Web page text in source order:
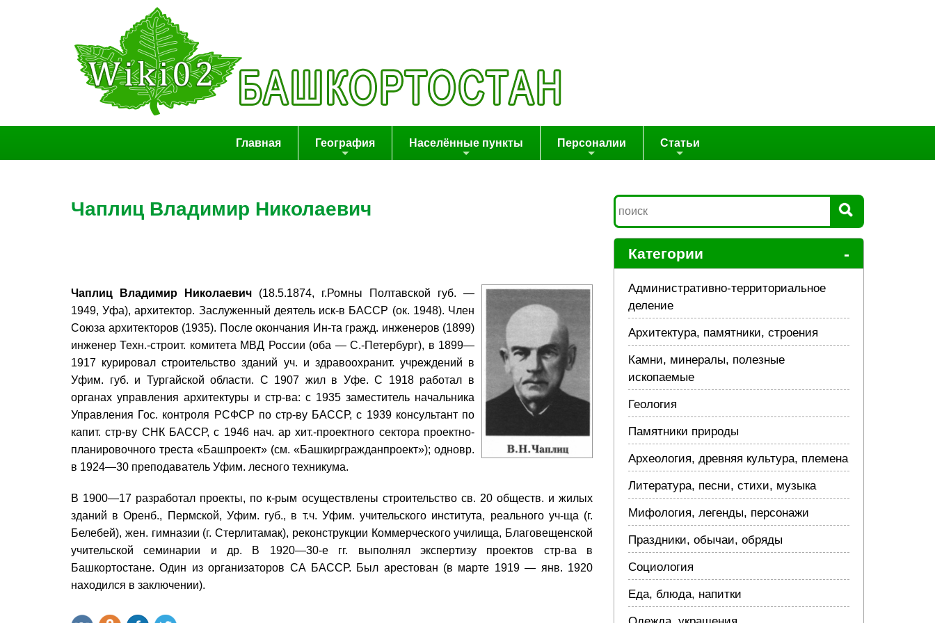
Главная География Населённые пункты Персоналии Статьи
Чаплиц Владимир Николаевич
Чаплиц Владимир Николаевич (18.5.1874, г.Ромны Полтавской губ. —
1949, Уфа), архитектор. Заслуженный деятель иск-в БАССР (ок. 1948). Член
Союза архитекторов (1935). После окончания Ин-та гражд. инженеров (1899)
инженер Техн.-строит. комитета МВД России (оба — С.-Петербург), в 1899—
1917 курировал строительство зданий уч. и здравоохранит. учреждений в
Уфим. губ. и Тургайской области. С 1907 жил в Уфе. С 1918 работал в
органах управления архитектуры и стр-ва: с 1935 заместитель начальника
Управления Гос. контроля РСФСР по стр-ву БАССР, с 1939 консультант по
капит. стр-ву СНК БАССР, с 1946 нач. ар хит.-проектного сектора проектно-
планировочного треста «Башпроект» (см. «Башкиргражданпроект»); одновр.
в 1924—30 преподаватель Уфим. лесного техникума.
В 1900—17 разработал проекты, по к-рым осуществлены строительство св. 20 обществ. и жилых
зданий в Оренб., Пермской, Уфим. губ., в т.ч. Уфим. учительского института, реального уч-ща (г.
Белебей), жен. гимназии (г. Стерлитамак), реконструкции Коммерческого училища, Благовещенской
учительской семинарии и др. В 1920—30-е гг. выполнял экспертизу проектов стр-ва в
Башкортостане. Один из организаторов СА БАССР. Был арестован (в марте 1919 — янв. 1920
находился в заключении).
Категории -
Административно-территориальное
деление
Архитектура, памятники, строения
Камни, минералы, полезные
ископаемые
Геология
Памятники природы
Археология, древняя культура, племена
Литература, песни, стихи, музыка
Мифология, легенды, персонажи
Праздники, обычаи, обряды
Социология
Еда, блюда, напитки